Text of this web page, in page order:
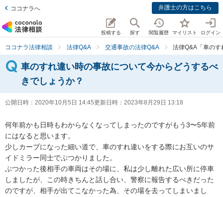
ココナラへ 弁護士の方はこちら
投稿する 探す 閲覧履歴 マイリスト ログイン
ココナラ法律相談 法律Q&A 交通事故の法律Q&A 法律Q&A「車の
車のすれ違い時の事故について今からどうするべ
きでしょうか？
公開日時： 2020年10月5日 14:45更新日時： 2023年8月29日 13:18
何年前かも日時もわからなくなってしまったのですがもう3〜5年前
にはなると思います。
少しカーブになった細い道で、車のすれ違いをする際にお互いのサ
イドミラー同士でぶつかりました。
ぶつかった後相手の車両はその場に、私は少し離れた広い所に停車
しましたが、この時きちんと話し合い、警察に報告するべきだった
のですが、相手が出てこなかった為、その場を去ってしまいまし